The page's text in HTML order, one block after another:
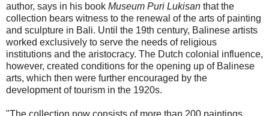
author, says in his book Museum Puri Lukisan that the
collection bears witness to the renewal of the arts of painting
and sculpture in Bali. Until the 19th century, Balinese artists
worked exclusively to serve the needs of religious
institutions and the aristocracy. The Dutch colonial influence,
however, created conditions for the opening up of Balinese
arts, which then were further encouraged by the
development of tourism in the 1920s.
"The collection now consists of more than 200 paintings,